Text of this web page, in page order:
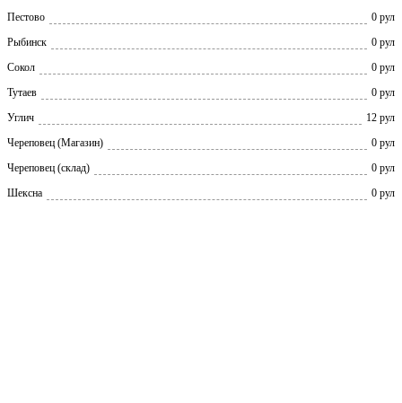
Пестово
0 рул
Рыбинск
0 рул
Сокол
0 рул
Тутаев
0 рул
Углич
12 рул
Череповец (Магазин)
0 рул
Череповец (склад)
0 рул
Шексна
0 рул